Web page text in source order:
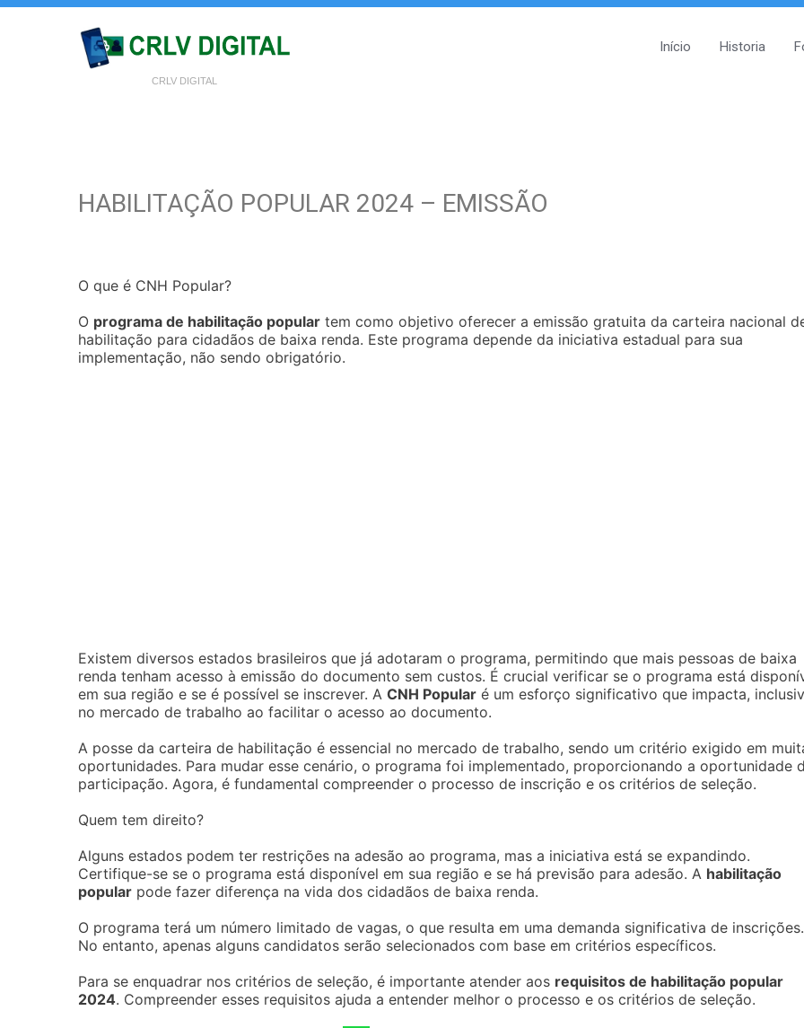
CRLV DIGITAL
Início Historia
HABILITAÇÃO POPULAR 2024 – EMISSÃO
O que é CNH Popular?
O programa de habilitação popular tem como objetivo oferecer a emissão gratuita da carteira nacional
habilitação para cidadãos de baixa renda. Este programa depende da iniciativa estadual para sua
implementação, não sendo obrigatório.
Existem diversos estados brasileiros que já adotaram o programa, permitindo que mais pessoas de baixa
renda tenham acesso à emissão do documento sem custos. É crucial verificar se o programa está
em sua região e se é possível se inscrever. A CNH Popular é um esforço significativo que impacta,
no mercado de trabalho ao facilitar o acesso ao documento.
A posse da carteira de habilitação é essencial no mercado de trabalho, sendo um critério exigido em
oportunidades. Para mudar esse cenário, o programa foi implementado, proporcionando a oportunidade
participação. Agora, é fundamental compreender o processo de inscrição e os critérios de seleção.
Quem tem direito?
Alguns estados podem ter restrições na adesão ao programa, mas a iniciativa está se expandindo.
Certifique-se se o programa está disponível em sua região e se há previsão para adesão. A habilitação
popular pode fazer diferença na vida dos cidadãos de baixa renda.
O programa terá um número limitado de vagas, o que resulta em uma demanda significativa de inscrições.
No entanto, apenas alguns candidatos serão selecionados com base em critérios específicos.
Para se enquadrar nos critérios de seleção, é importante atender aos requisitos de habilitação popular
2024. Compreender esses requisitos ajuda a entender melhor o processo e os critérios de seleção.